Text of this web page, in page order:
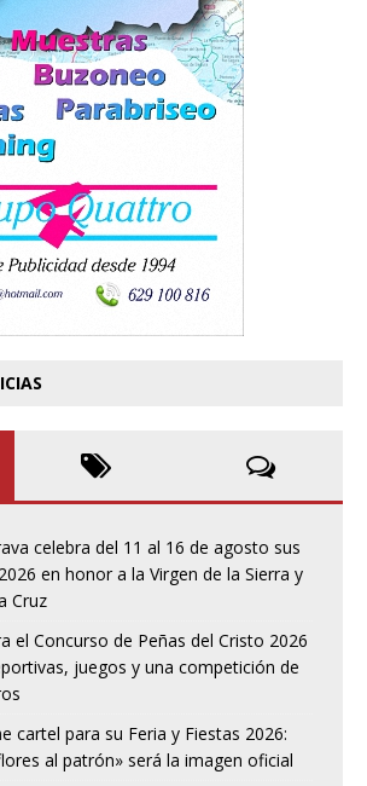
celebra del 11 al 16 de agosto sus
en honor a la Virgen de la Sierra y
Cruz
el Concurso de Peñas del Cristo 2026
juegos y una competición de
cartel para su Feria y Fiestas 2026:
al patrón» será la imagen oficial